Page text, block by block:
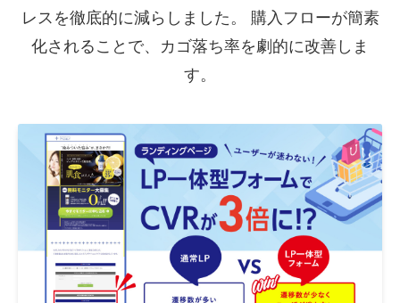
レスを徹底的に減らしました。 購入フローが簡素
化されることで、カゴ落ち率を劇的に改善しま
す。